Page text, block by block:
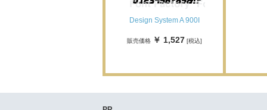
Design System A 900I
販売価格 ￥ 1,527 [税込]